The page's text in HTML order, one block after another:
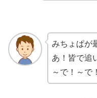
みちょぱが
あ！皆で追
～で！～で